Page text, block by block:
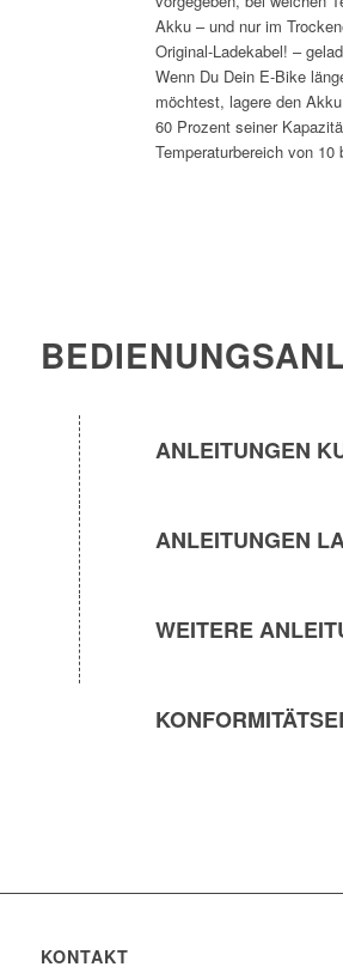
Akku – und nur im
Original-Ladekabel! –
Wenn Du Dein E-Bike
möchtest, lagere den
60 Prozent seiner
Temperaturbereich von
ANLEITUNGEN
ANLEITUNGEN
WEITERE
KONTAKT